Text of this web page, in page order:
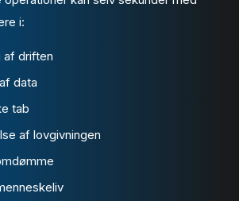
i:
af driften
data
tab
af lovgivningen